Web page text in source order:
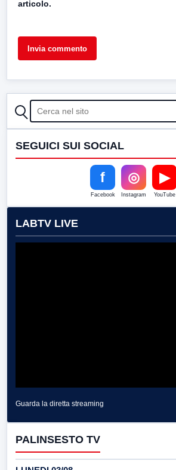
articolo.
CERCA
SEGUICI SUI SOCIAL
f
Facebook
◎
Instagram
▶
YouTube
LABTV LIVE
Guarda la diretta streaming
PALINSESTO TV